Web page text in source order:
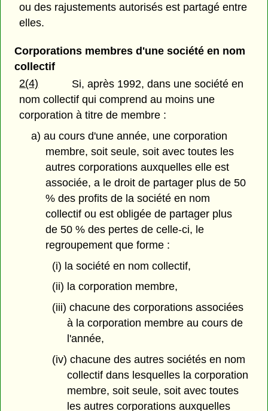
ou des rajustements autorisés est partagé entre
elles.
Corporations membres d'une société en nom
collectif
2(4)
Si, après 1992, dans une société en
nom collectif qui comprend au moins une
corporation à titre de membre :
a) au cours d'une année, une corporation
membre, soit seule, soit avec toutes les
autres corporations auxquelles elle est
associée, a le droit de partager plus de 50
% des profits de la société en nom
collectif ou est obligée de partager plus
de 50 % des pertes de celle-ci, le
regroupement que forme :
(i) la société en nom collectif,
(ii) la corporation membre,
(iii) chacune des corporations associées
à la corporation membre au cours de
l'année,
(iv) chacune des autres sociétés en nom
collectif dans lesquelles la corporation
membre, soit seule, soit avec toutes
les autres corporations auxquelles